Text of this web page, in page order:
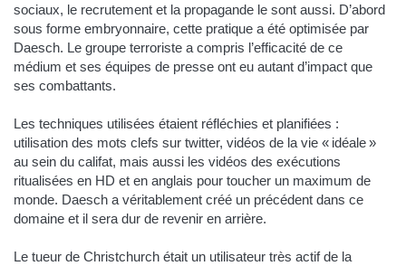
sociaux, le recrutement et la propagande le sont aussi. D’abord
sous forme embryonnaire, cette pratique a été optimisée par
Daesch. Le groupe terroriste a compris l’efficacité de ce
médium et ses équipes de presse ont eu autant d’impact que
ses combattants.
Les techniques utilisées étaient réfléchies et planifiées :
utilisation des mots clefs sur twitter, vidéos de la vie « idéale »
au sein du califat, mais aussi les vidéos des exécutions
ritualisées en HD et en anglais pour toucher un maximum de
monde. Daesch a véritablement créé un précédent dans ce
domaine et il sera dur de revenir en arrière.
Le tueur de Christchurch était un utilisateur très actif de la